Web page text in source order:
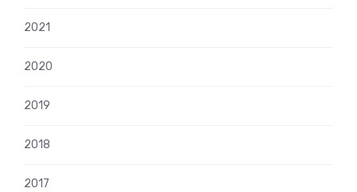
2021
2020
2019
2018
2017